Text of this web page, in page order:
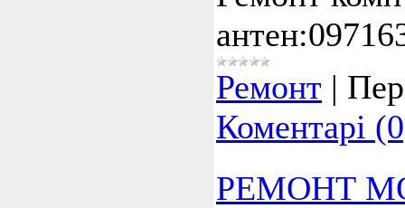
Ремонт |
Коментарі
РЕМОНТ